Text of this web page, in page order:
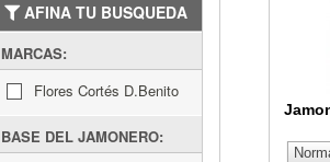
AFINA TU BUSQUEDA
MARCAS:
Flores Cortés D.Benito
BASE DEL JAMONERO: